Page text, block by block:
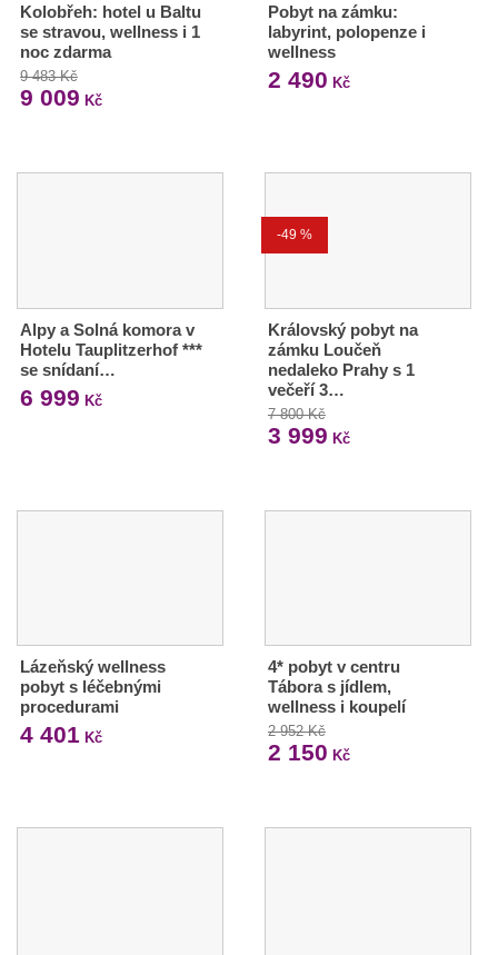
Kolobřeh: hotel u Baltu
se stravou, wellness i 1
noc zdarma
9 483 Kč
9 009 Kč
Pobyt na zámku:
labyrint, polopenze i
wellness
2 490 Kč
Alpy a Solná komora v
Hotelu Tauplitzerhof ***
se snídaní…
6 999 Kč
-49 %
Královský pobyt na
zámku Loučeň
nedaleko Prahy s 1
večeří 3…
7 800 Kč
3 999 Kč
Lázeňský wellness
pobyt s léčebnými
procedurami
4 401 Kč
4* pobyt v centru
Tábora s jídlem,
wellness i koupelí
2 952 Kč
2 150 Kč